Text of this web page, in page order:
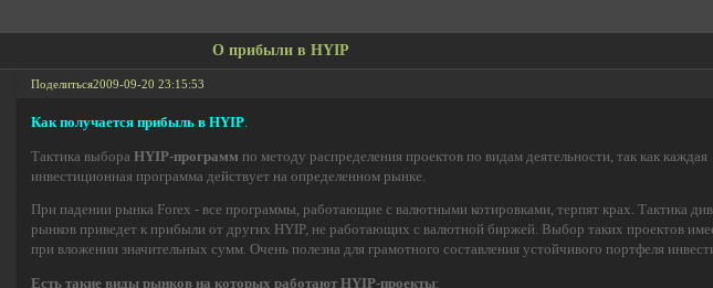
О прибыли в HYIP
Поделиться2009-09-20 23:15:53
Как получается прибыль в HYIP.
Тактика выбораHYIP-программ по методу распределения проектов по видам деятельности, так как каждая
инвестиционная программа действует на определенном рынке.
При падении рынка Forex - все программы, работающие с валютными котировками, терпят крах. Тактика
рынков приведет к прибыли от других HYIP, не работающих с валютной биржей. Выбор таких проектов
при вложении значительных сумм. Очень полезна для грамотного составления устойчивого портфеля
Есть такие виды рынков на которых работают HYIP-проекты: